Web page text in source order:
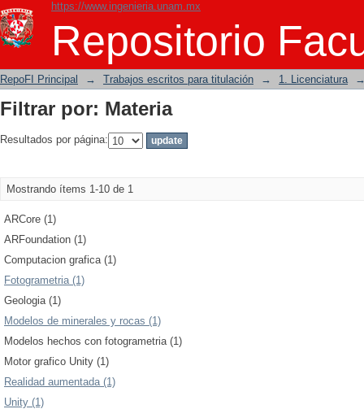
https://www.ingenieria.unam.mx
Repositorio
Filtrar por: Materia
RepoFI Principal → Trabajos escritos para titulación → 1. Licenciatura
Filtrar por: Materia
Resultados por página:
Mostrando ítems 1-10 de 1
ARCore (1)
ARFoundation (1)
Computacion grafica (1)
Fotogrametria (1)
Geologia (1)
Modelos de minerales y rocas (1)
Modelos hechos con fotogrametria (1)
Motor grafico Unity (1)
Realidad aumentada (1)
Unity (1)